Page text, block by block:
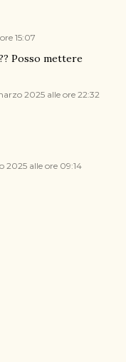
15:07
Posso mettere
2025 alle ore 22:32
2025 alle ore 09:14